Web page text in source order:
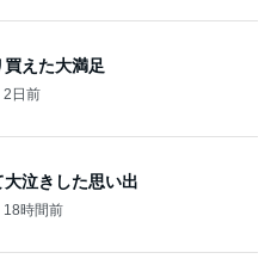
えた大満足
2日前
泣きした思い出
18時間前